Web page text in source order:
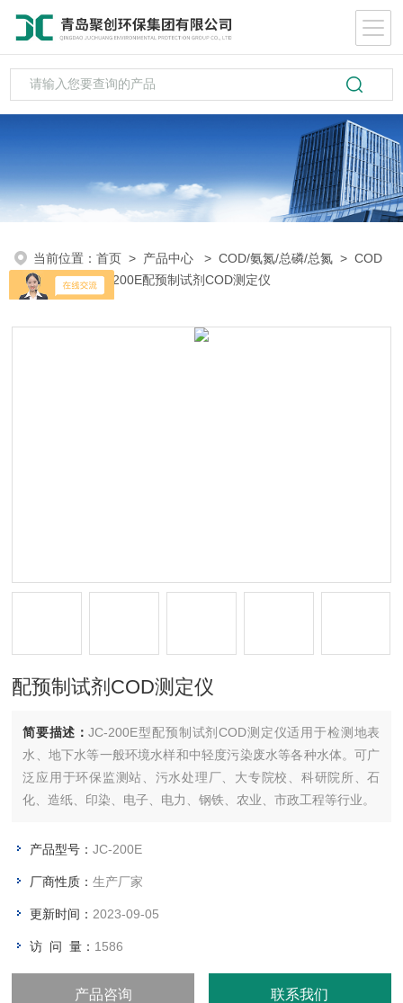
当前位置：首页 > 产品中心 >COD/氨氮/总磷/总氮 >COD
测定仪> JC-200E配预制试剂COD测定仪
配预制试剂COD测定仪
简要描述：JC-200E型配预制试剂COD测定仪适用于检测地表
水、地下水等一般环境水样和中轻度污染废水等各种水体。可广
泛应用于环保监测站、污水处理厂、大专院校、科研院所、石
化、造纸、印染、电子、电力、钢铁、农业、市政工程等行业。
产品型号：JC-200E
厂商性质：生产厂家
更新时间： 2023-09-05
访 问 量： 1586
产品咨询 联系我们